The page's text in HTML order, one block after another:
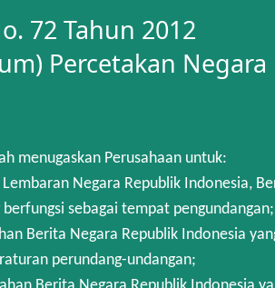
72 Tahun 2012
Percetakan Negara
menugaskan Perusahaan untuk:
Negara Republik Indonesia,
sebagai tempat pengundangan;
Berita Negara Republik Indonesia
perundang-undangan;